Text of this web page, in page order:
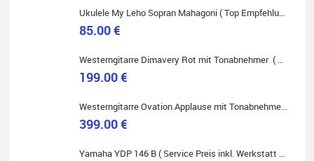
Ukulele My Leho Sopran Mahagoni ( Top Empfehlung ! )
85.00 €
Westerngitarre Dimavery Rot mit Tonabnehmer ( Service Preis inkl. Werkstatt Service )
199.00 €
Westerngitarre Ovation Applause mit Tonabnehmer ( Service Preis inkl. Werkstatt Service )
399.00 €
Yamaha YDP 146 B ( Service Preis inkl. Werkstatt Service )